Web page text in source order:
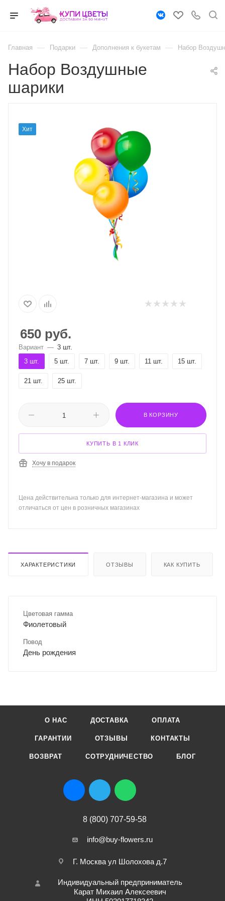
Главная — Подарки — Дополнения к букетам — Набор
Набор Воздушные
шарики
Хит
650 руб.
Вариант — 3 шт.
3 шт.
5 шт. 7 шт. 9 шт. 11 шт. 15 шт.
21 шт. 25 шт.
В КОРЗИНУ
КУПИТЬ В 1 КЛИК
Хочу в подарок
Цена действительна только для интернет-магазина и может
отличаться от цен в розничных магазинах
ХАРАКТЕРИСТИКИ ОТЗЫВЫ КАК КУПИТЬ
Цветовая гамма
Фиолетовый
Повод
День рождения
О НАС ДОСТАВКА ОПЛАТА
ГАРАНТИИ ОТЗЫВЫ КОНТАКТЫ
ВОЗВРАТ СОТРУДНИЧЕСТВО БЛОГ
8 (800) 707-59-58
info@buy-flowers.ru
Г. Москва ул Шолохова д.7
Индивидуальный предприниматель
Карат Михаил Алексеевич